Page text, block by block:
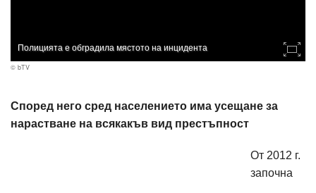
Полицията е обградила мястото на инцидента
© bTV
Според него сред населението има усещане за
нарастване на всякакъв вид престъпност
От 2012 г.
започна